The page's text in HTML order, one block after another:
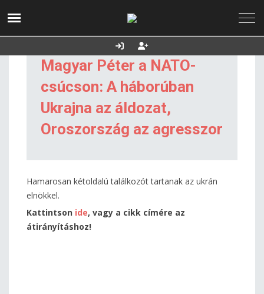
2026.08.08. 20:42
Támogatás
Magyar Péter a NATO-
csúcson: A háborúban
Ukrajna az áldozat,
Oroszország az agresszor
Hamarosan kétoldalú találkozót tartanak az ukrán
elnökkel.
Kattintson ide, vagy a cikk címére az
átirányításhoz!